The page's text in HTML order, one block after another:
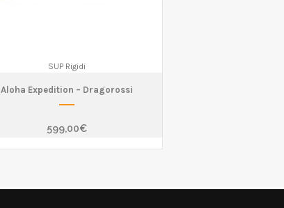
SUP Rigidi
Aloha Expedition – Dragorossi
599,00€